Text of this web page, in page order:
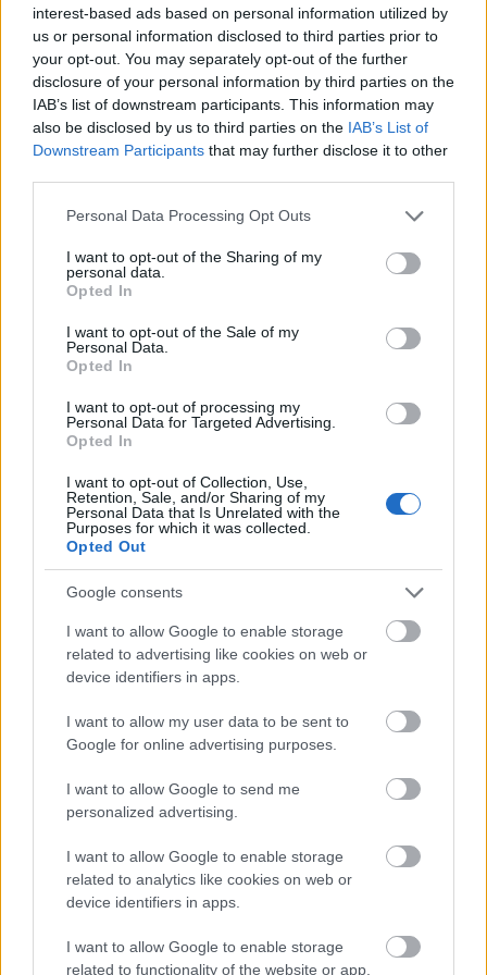
interest-based ads based on personal information utilized by
us or personal information disclosed to third parties prior to
your opt-out. You may separately opt-out of the further
disclosure of your personal information by third parties on the
IAB’s list of downstream participants. This information may
also be disclosed by us to third parties on the IAB’s List of
Downstream Participants that may further disclose it to other
Please note that this website/app uses one or more Google
not limited to your visit or usage behaviour. You may click to
grant or deny consent to Google and its third-party tags to
use your data for below specified purposes in below Google
consent section.
Personal Data Processing Opt Outs
I want to opt-out of the Sharing of my
personal data.
Opted In
I want to opt-out of the Sale of my
Personal Data.
Opted In
I want to opt-out of processing my
Personal Data for Targeted Advertising.
Opted In
I want to opt-out of Collection, Use,
Retention, Sale, and/or Sharing of my
Personal Data that Is Unrelated with the
Purposes for which it was collected.
Opted Out
Google consents
I want to allow Google to enable storage
related to advertising like cookies on web or
device identifiers in apps.
I want to allow my user data to be sent to
Google for online advertising purposes.
I want to allow Google to send me
personalized advertising.
I want to allow Google to enable storage
related to analytics like cookies on web or
device identifiers in apps.
I want to allow Google to enable storage
related to functionality of the website or app.
droid, illetve gazdájának, Lorn Pavannak itt még
csak említés szintjén előkerülő fia újra feltűnik a
szerző évekkel később megírtcoruscanti
trilógiájában.
„Az erővel való szoros kapcsolata egy másik
emléket is felidézett: azt a napot, amikor
nem szokott visszatérni a múltjához, hacsak
ez nem szolgálta valamilyen formában a
mester céljait, de az alkotás öröme, a
tökéletes összpontosítás, az Erővel való
eggyé válás, amelyek révén megteremtette a
fegyverét, különleges helyet foglalt el az
emlékei között.
A speciális kemence, amelyet a mestere
holokronjában talált tervek alapján
konstruált, szinte kibírhatatlan hőt
bocsátott ki magából, miközben belehelyezte
a kristályokat. Ahelyett azonban, hogy
kiment volna a helyiségből, hagyva, hogy a
kristályok maguktól formálódjanak eggyé, a
szerkezet közelében maradt, és a
drágakövek metamorfózisára koncentrálva
az Erőt hívta segítségül, hogy megtisztítsa
mátrixokat.
A legtöbb Jedi természetes kristályokat
használt a fénykardjában, leggyakrabban
adegai kristályt. A fénykard többi
alkatrészét – az energiacellákat, a
térgerjesztőket, a stabilizáló gyűrűket, a